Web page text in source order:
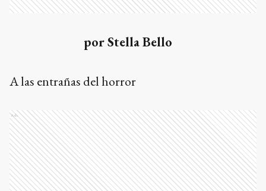
por Stella Bello
A las entrañas del horror
Ads